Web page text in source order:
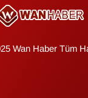
Wan Haber Tüm